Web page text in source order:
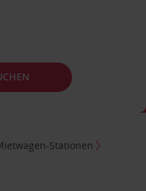
Stationen